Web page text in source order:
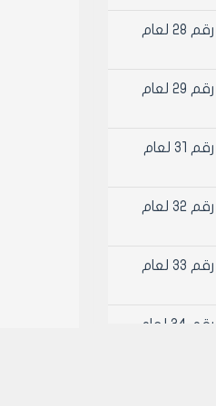
قرار مجلس مدينة حلب رقم 28 لعام
قرار مجلس مدينة حلب رقم 29 لعام
قرار مجلس مدينة حلب رقم 31 لعام
قرار مجلس مدينة حلب رقم 32 لعام
قرار مجلس مدينة حلب رقم 33 لعام
قرار مجلس مدينة حلب رقم 34 لعام